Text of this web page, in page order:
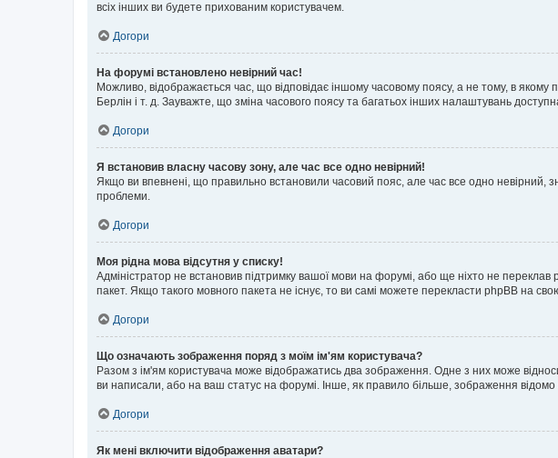
всіх інших ви будете прихованим користувачем.
Догори
На форумі встановлено невірний час!
Можливо, відображається час, що відповідає іншому часовому поясу, а не тому, в
Берлін і т. д. Зауважте, що зміна часового поясу та багатьох інших налаштувань
Догори
Я встановив власну часову зону, але час все одно невірний!
Якщо ви впевнені, що правильно встановили часовий пояс, але час все одно невірний,
проблеми.
Догори
Моя рідна мова відсутня у списку!
Адміністратор не встановив підтримку вашої мови на форумі, або ще ніхто не
пакет. Якщо такого мовного пакета не існує, то ви самі можете перекласти phpBB на
Догори
Що означають зображення поряд з моїм ім'ям користувача?
Разом з ім'ям користувача може відображатись два зображення. Одне з них може
ви написали, або на ваш статус на форумі. Інше, як правило більше, зображення відомо
Догори
Як мені включити відображення аватари?